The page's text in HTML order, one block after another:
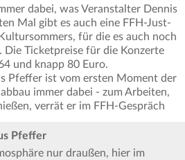
dabei, was Veranstalter Dennis
Mal gibt es auch eine FFH-Just-
für die es auch noch
Die Ticketpreise für die Konzerte
und knapp 80 Euro.
Pfeffer ist vom ersten Moment der
immer dabei - zum Arbeiten,
verrät er im FFH-Gespräch
Pfeffer
nur draußen, hier im